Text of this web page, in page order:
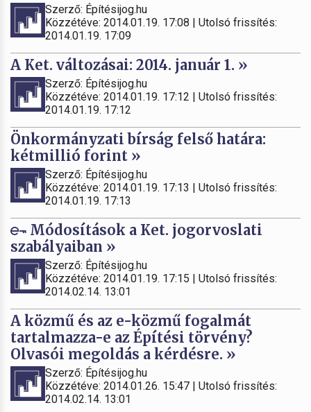
Szerző: Építésijog.hu
Közzétéve: 2014.01.19. 17:08 | Utolsó frissítés:
2014.01.19. 17:09
A Ket. változásai: 2014. január 1. »
Szerző: Építésijog.hu
Közzétéve: 2014.01.19. 17:12 | Utolsó frissítés:
2014.01.19. 17:12
Önkormányzati bírság felső határa:
kétmillió forint »
Szerző: Építésijog.hu
Közzétéve: 2014.01.19. 17:13 | Utolsó frissítés:
2014.01.19. 17:13
Módosítások a Ket. jogorvoslati
szabályaiban »
Szerző: Építésijog.hu
Közzétéve: 2014.01.19. 17:15 | Utolsó frissítés:
2014.02.14. 13:01
A közmű és az e-közmű fogalmát
tartalmazza-e az Építési törvény?
Olvasói megoldás a kérdésre. »
Szerző: Építésijog.hu
Közzétéve: 2014.01.26. 15:47 | Utolsó frissítés:
2014.02.14. 13:01